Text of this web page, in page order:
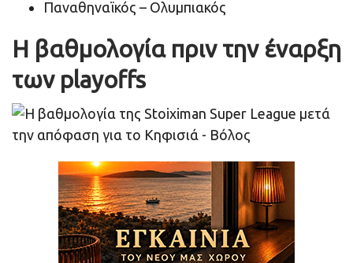
Παναθηναϊκός – Ολυμπιακός
Η βαθμολογία πριν την έναρξη
των playoffs